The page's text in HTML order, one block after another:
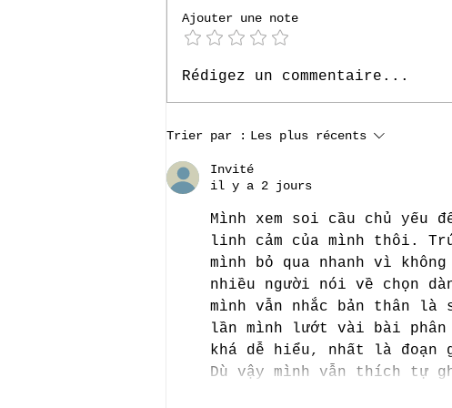
Bonnes vacances !
Ajouter une note
Rédigez un commentaire...
Trier par : Les plus récents
Invité
il y a 2 jours
Mình xem soi cầu chủ
linh cảm của mình thôi.
mình bỏ qua nhanh vì
nhiều người nói về chọn
mình vẫn nhắc bản thân
lần mình lướt vài bài
khá dễ hiểu, nhất là
Dù vậy mình vẫn thích tự